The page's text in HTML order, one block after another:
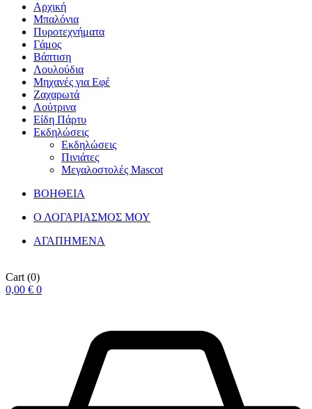
Αρχική
Μπαλόνια
Πυροτεχνήματα
Γάμος
Βάπτιση
Λουλούδια
Μηχανές για Εφέ
Ζαχαρωτά
Λούτρινα
Είδη Πάρτυ
Εκδηλώσεις
Εκδηλώσεις
Πινιάτες
Μεγαλοστολές Mascot
ΒΟΗΘΕΙΑ
Ο ΛΟΓΑΡΙΑΣΜΟΣ ΜΟΥ
ΑΓΑΠΗΜΕΝΑ
Cart (0)
0,00 € 0